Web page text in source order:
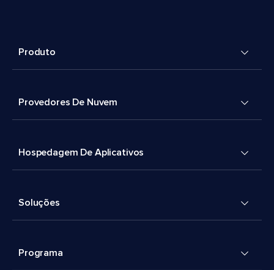
Produto
Provedores De Nuvem
Hospedagem De Aplicativos
Soluções
Programa